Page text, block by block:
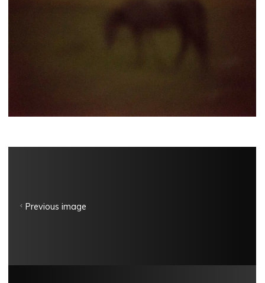
Previous image